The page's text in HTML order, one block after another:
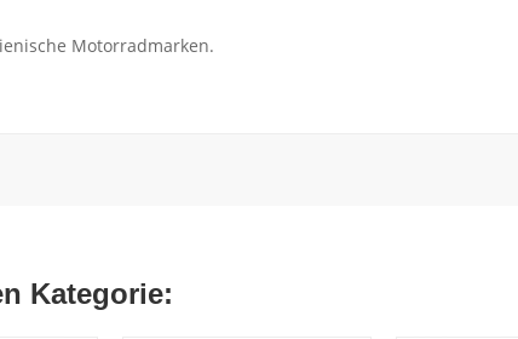
Motorradmarken.
Kategorie: